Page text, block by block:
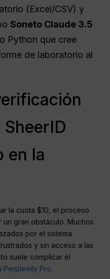
(Excel/CSV) y
Soneto Claude 3.5
Python que cree
de laboratorio al
en la
la cuota $10, el proceso
gran obstáculo. Muchos
por el sistema
y sin acceso a las
suele complicar el
Perplexity Pro.